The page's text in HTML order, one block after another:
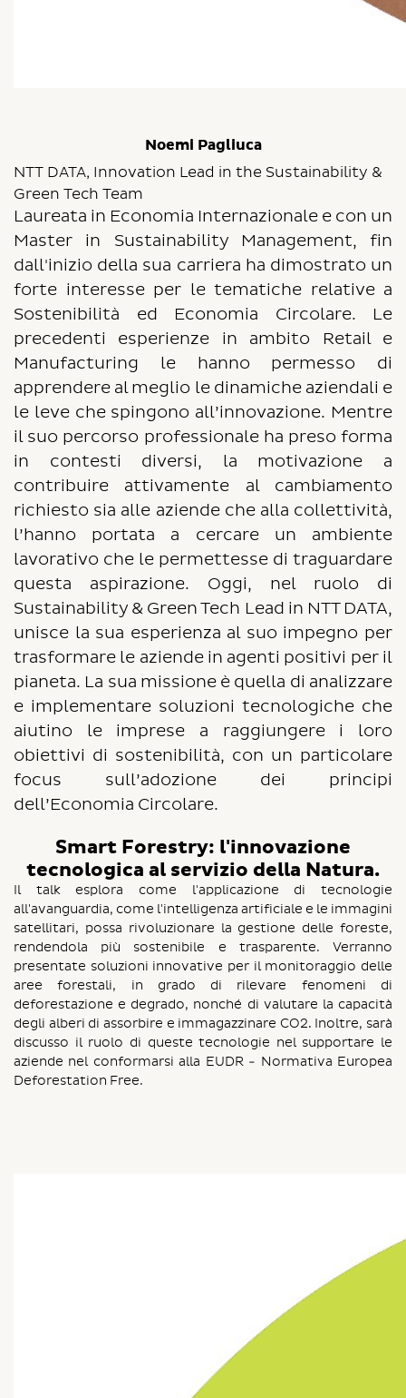
Noemi Pagliuca
NTT DATA, Innovation Lead in the Sustainability &
Green Tech Team
Laureata in Economia Internazionale e con un
Master in Sustainability Management, fin
dall'inizio della sua carriera ha dimostrato un
forte interesse per le tematiche relative a
Sostenibilità ed Economia Circolare. Le
precedenti esperienze in ambito Retail e
Manufacturing le hanno permesso di
apprendere al meglio le dinamiche aziendali e
le leve che spingono all’innovazione. Mentre
il suo percorso professionale ha preso forma
in contesti diversi, la motivazione a
contribuire attivamente al cambiamento
richiesto sia alle aziende che alla collettività,
l’hanno portata a cercare un ambiente
lavorativo che le permettesse di traguardare
questa aspirazione. Oggi, nel ruolo di
Sustainability & Green Tech Lead in NTT DATA,
unisce la sua esperienza al suo impegno per
trasformare le aziende in agenti positivi per il
pianeta. La sua missione è quella di analizzare
e implementare soluzioni tecnologiche che
aiutino le imprese a raggiungere i loro
obiettivi di sostenibilità, con un particolare
focus sull’adozione dei principi
dell’Economia Circolare.
Smart Forestry: l'innovazione
tecnologica al servizio della Natura.
Il talk esplora come l'applicazione di tecnologie
all'avanguardia, come l'intelligenza artificiale e le immagini
satellitari, possa rivoluzionare la gestione delle foreste,
rendendola più sostenibile e trasparente. Verranno
presentate soluzioni innovative per il monitoraggio delle
aree forestali, in grado di rilevare fenomeni di
deforestazione e degrado, nonché di valutare la capacità
degli alberi di assorbire e immagazzinare CO2. Inoltre, sarà
discusso il ruolo di queste tecnologie nel supportare le
aziende nel conformarsi alla EUDR - Normativa Europea
Deforestation Free.